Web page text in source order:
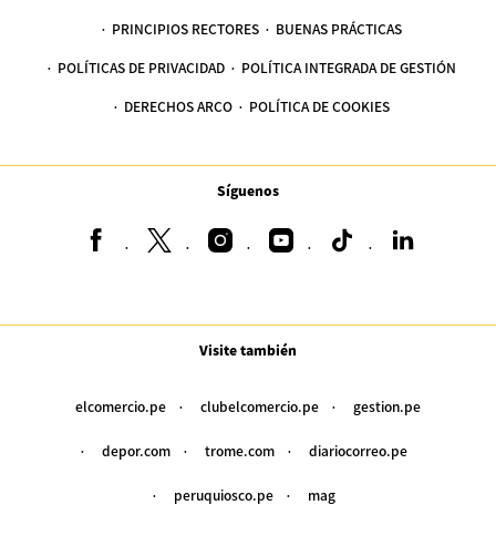
PRINCIPIOS RECTORES BUENAS PRÁCTICAS
POLÍTICAS DE PRIVACIDAD POLÍTICA INTEGRADA DE GESTIÓN
DERECHOS ARCO POLÍTICA DE COOKIES
Síguenos
Visite también
elcomercio.pe clubelcomercio.pe gestion.pe
depor.com trome.com diariocorreo.pe
peruquiosco.pe mag